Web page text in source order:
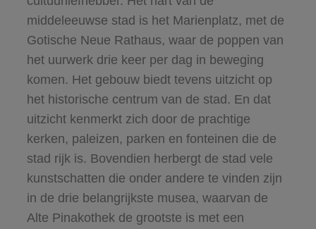
middeleeuwse stad is het Marienplatz, met de
Gotische Neue Rathaus, waar de poppen van
het uurwerk drie keer per dag in beweging
komen. Het gebouw biedt tevens uitzicht op
het historische centrum van de stad. En dat
uitzicht kenmerkt zich door de prachtige
kerken, paleizen, parken en fonteinen die de
stad rijk is. Bovendien herbergt de stad vele
kunstschatten die onder andere te vinden zijn
in de drie belangrijkste musea, waarvan de
Alte Pinakothek de grootste is met een